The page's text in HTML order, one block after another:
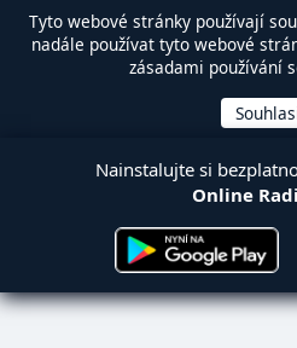
Tyto webové stránky používají
nadále používat tyto webové
zásadami používání
Nainstalujte si
Online